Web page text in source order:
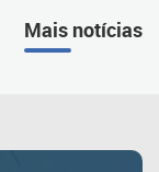
Mais notícias